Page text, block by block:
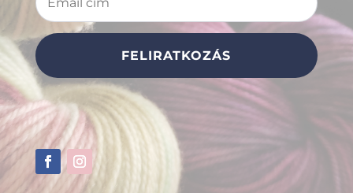
FELIRATKOZÁS